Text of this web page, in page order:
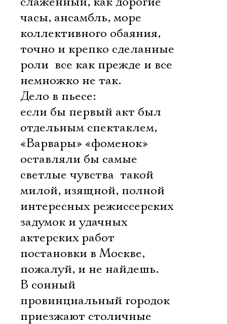
часы, ансамбль, море
коллективного обаяния,
точно и крепко сделанные
роли  все как прежде и все
немножко не так.
Дело в пьесе:
если бы первый акт был
отдельным спектаклем,
«Варвары» «фоменок»
оставляли бы самые
светлые чувства  такой
милой, изящной, полной
интересных режиссерских
задумок и удачных
актерских работ
постановки в Москве,
пожалуй, и не найдешь.
В сонный
провинциальный городок
приезжают столичные